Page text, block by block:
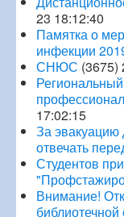
23 18:12:40
Памятка о
инфекции
СНЮС (3675)
17:02:15
За эвакуацию
отвечать
Студентов
Внимание!